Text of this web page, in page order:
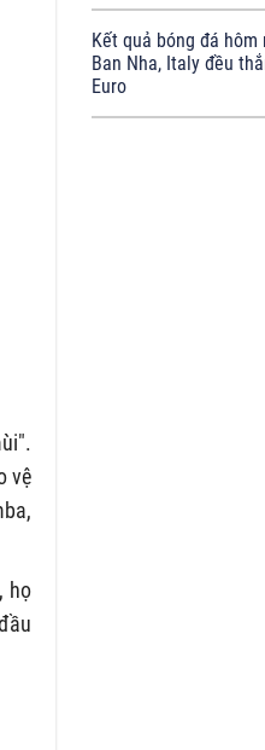
vệ
họ
Kết quả bóng đá hôm
Ban Nha, Italy đều
Euro